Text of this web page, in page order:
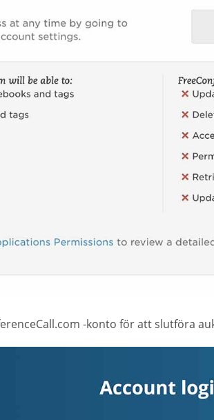
-konto för att slutföra